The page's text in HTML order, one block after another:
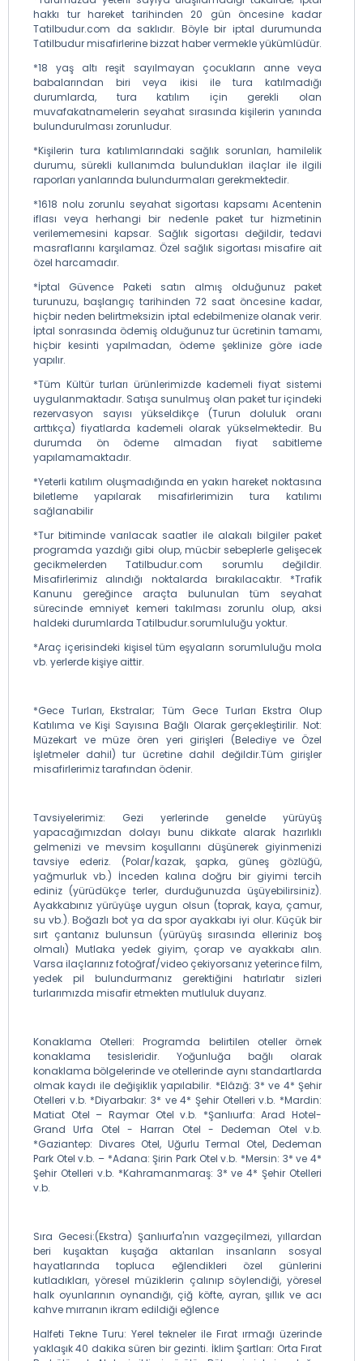
hakkı tur hareket tarihinden 20 gün öncesine kadar
Tatilbudur.com da saklıdır. Böyle bir iptal durumunda
Tatilbudur misafirlerine bizzat haber vermekle yükümlüdür.
*18 yaş altı reşit sayılmayan çocukların anne veya
babalarından biri veya ikisi ile tura katılmadığı
durumlarda, tura katılım için gerekli olan
muvafakatnamelerin seyahat sırasında kişilerin yanında
bulundurulması zorunludur.
*Kişilerin tura katılımlarındaki sağlık sorunları, hamilelik
durumu, sürekli kullanımda bulundukları ilaçlar ile ilgili
raporları yanlarında bulundurmaları gerekmektedir.
*1618 nolu zorunlu seyahat sigortası kapsamı Acentenin
iflası veya herhangi bir nedenle paket tur hizmetinin
verilememesini kapsar. Sağlık sigortası değildir, tedavi
masraflarını karşılamaz. Özel sağlık sigortası misafire ait
özel harcamadır.
*İptal Güvence Paketi satın almış olduğunuz paket
turunuzu, başlangıç tarihinden 72 saat öncesine kadar,
hiçbir neden belirtmeksizin iptal edebilmenize olanak verir.
İptal sonrasında ödemiş olduğunuz tur ücretinin tamamı,
hiçbir kesinti yapılmadan, ödeme şeklinize göre iade
yapılır.
*Tüm Kültür turları ürünlerimizde kademeli fiyat sistemi
uygulanmaktadır. Satışa sunulmuş olan paket tur içindeki
rezervasyon sayısı yükseldikçe (Turun doluluk oranı
arttıkça) fiyatlarda kademeli olarak yükselmektedir. Bu
durumda ön ödeme almadan fiyat sabitleme
yapılamamaktadır.
*Yeterli katılım oluşmadığında en yakın hareket noktasına
biletleme yapılarak misafirlerimizin tura katılımı
sağlanabilir
*Tur bitiminde varılacak saatler ile alakalı bilgiler paket
programda yazdığı gibi olup, mücbir sebeplerle gelişecek
gecikmelerden Tatilbudur.com sorumlu değildir.
Misafirlerimiz alındığı noktalarda bırakılacaktır. *Trafik
Kanunu gereğince araçta bulunulan tüm seyahat
sürecinde emniyet kemeri takılması zorunlu olup, aksi
haldeki durumlarda Tatilbudur.sorumluluğu yoktur.
*Araç içerisindeki kişisel tüm eşyaların sorumluluğu mola
vb. yerlerde kişiye aittir.
*Gece Turları, Ekstralar; Tüm Gece Turları Ekstra Olup
Katılıma ve Kişi Sayısına Bağlı Olarak gerçekleştirilir. Not:
Müzekart ve müze ören yeri girişleri (Belediye ve Özel
İşletmeler dahil) tur ücretine dahil değildir.Tüm girişler
misafirlerimiz tarafından ödenir.
Tavsiyelerimiz: Gezi yerlerinde genelde yürüyüş
yapacağımızdan dolayı bunu dikkate alarak hazırlıklı
gelmenizi ve mevsim koşullarını düşünerek giyinmenizi
tavsiye ederiz. (Polar/kazak, şapka, güneş gözlüğü,
yağmurluk vb.) İnceden kalına doğru bir giyimi tercih
ediniz (yürüdükçe terler, durduğunuzda üşüyebilirsiniz).
Ayakkabınız yürüyüşe uygun olsun (toprak, kaya, çamur,
su vb.). Boğazlı bot ya da spor ayakkabı iyi olur. Küçük bir
sırt çantanız bulunsun (yürüyüş sırasında elleriniz boş
olmalı) Mutlaka yedek giyim, çorap ve ayakkabı alın.
Varsa ilaçlarınız fotoğraf/video çekiyorsanız yeterince film,
yedek pil bulundurmanız gerektiğini hatırlatır sizleri
turlarımızda misafir etmekten mutluluk duyarız.
Konaklama Otelleri: Programda belirtilen oteller örnek
konaklama tesisleridir. Yoğunluğa bağlı olarak
konaklama bölgelerinde ve otellerinde aynı standartlarda
olmak kaydı ile değişiklik yapılabilir. *Elâzığ: 3* ve 4* Şehir
Otelleri v.b. *Diyarbakır: 3* ve 4* Şehir Otelleri v.b. *Mardin:
Matiat Otel – Raymar Otel v.b. *Şanlıurfa: Arad Hotel-
Grand Urfa Otel - Harran Otel - Dedeman Otel v.b.
*Gaziantep: Divares Otel, Uğurlu Termal Otel, Dedeman
Park Otel v.b. – *Adana: Şirin Park Otel v.b. *Mersin: 3* ve 4*
Şehir Otelleri v.b. *Kahramanmaraş: 3* ve 4* Şehir Otelleri
v.b.
Sıra Gecesi:(Ekstra) Şanlıurfa'nın vazgeçilmezi, yıllardan
beri kuşaktan kuşağa aktarılan insanların sosyal
hayatlarında topluca eğlendikleri özel günlerini
kutladıkları, yöresel müziklerin çalınıp söylendiği, yöresel
halk oyunlarının oynandığı, çiğ köfte, ayran, şıllık ve acı
kahve mırranın ikram edildiği eğlence
Halfeti Tekne Turu: Yerel tekneler ile Fırat ırmağı üzerinde
yaklaşık 40 dakika süren bir gezinti. İklim Şartları: Orta Fırat